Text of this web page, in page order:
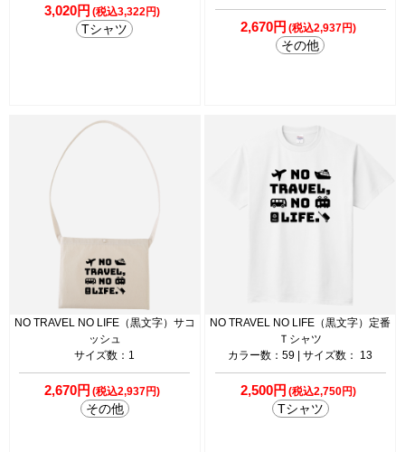
3,020円 (税込3,322円)
Tシャツ 2,670円 (税込2,937円)
その他
NO TRAVEL NO LIFE（黒文字）サコ
ッシュ
サイズ数：1
2,670円 (税込2,937円)
その他
NO TRAVEL NO LIFE（黒文字）定番
Ｔシャツ
カラー数：59 | サイズ数： 13
2,500円 (税込2,750円)
Tシャツ